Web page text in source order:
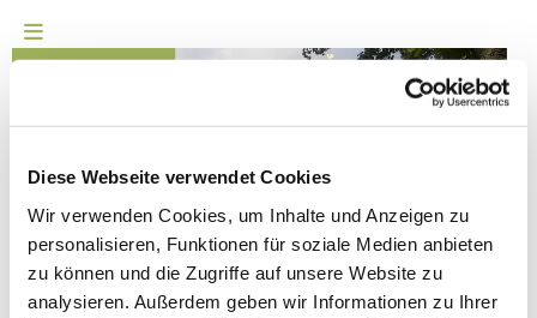
Diese Webseite verwendet Cookies
Wir verwenden Cookies, um Inhalte und Anzeigen zu
personalisieren, Funktionen für soziale Medien anbieten
zu können und die Zugriffe auf unsere Website zu
analysieren. Außerdem geben wir Informationen zu Ihrer
Kollektenaufruf